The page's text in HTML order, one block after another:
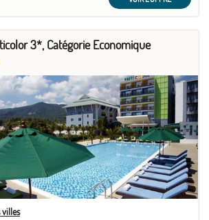
3*, Catégorie Economique